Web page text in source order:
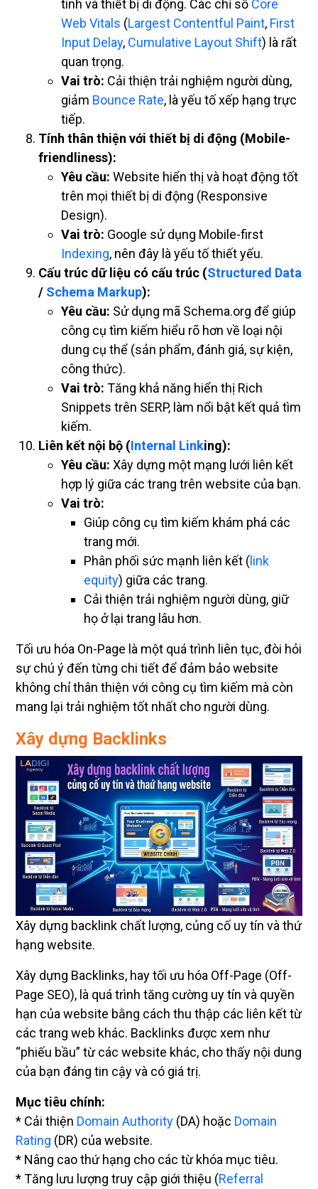
tính và thiết bị di động. Các chỉ số Core
Web Vitals (Largest Contentful Paint, First
Input Delay, Cumulative Layout Shift) là rất
quan trọng.
Vai trò: Cải thiện trải nghiệm người dùng,
giảm Bounce Rate, là yếu tố xếp hạng trực
tiếp.
Tính thân thiện với thiết bị di động (Mobile-
friendliness):
Yêu cầu: Website hiển thị và hoạt động tốt
trên mọi thiết bị di động (Responsive
Design).
Vai trò: Google sử dụng Mobile-first
Indexing, nên đây là yếu tố thiết yếu.
Cấu trúc dữ liệu có cấu trúc (Structured Data
/ Schema Markup):
Yêu cầu: Sử dụng mã Schema.org để giúp
công cụ tìm kiếm hiểu rõ hơn về loại nội
dung cụ thể (sản phẩm, đánh giá, sự kiện,
công thức).
Vai trò: Tăng khả năng hiển thị Rich
Snippets trên SERP, làm nổi bật kết quả tìm
kiếm.
Liên kết nội bộ (Internal Linking):
Yêu cầu: Xây dựng một mạng lưới liên kết
hợp lý giữa các trang trên website của bạn.
Vai trò:
Giúp công cụ tìm kiếm khám phá các
trang mới.
Phân phối sức mạnh liên kết ( link
equity) giữa các trang.
Cải thiện trải nghiệm người dùng, giữ
họ ở lại trang lâu hơn.
Tối ưu hóa On-Page là một quá trình liên tục, đòi hỏi
sự chú ý đến từng chi tiết để đảm bảo website
không chỉ thân thiện với công cụ tìm kiếm mà còn
mang lại trải nghiệm tốt nhất cho người dùng.
Xây dựng Backlinks
Xây dựng backlink chất lượng, củng cố uy tín và thứ
hạng website.
Xây dựng Backlinks, hay tối ưu hóa Off-Page (Off-
Page SEO), là quá trình tăng cường uy tín và quyền
hạn của website bằng cách thu thập các liên kết từ
các trang web khác. Backlinks được xem như
“phiếu bầu” từ các website khác, cho thấy nội dung
của bạn đáng tin cậy và có giá trị.
Mục tiêu chính:
* Cải thiện Domain Authority (DA) hoặc Domain
Rating (DR) của website.
* Nâng cao thứ hạng cho các từ khóa mục tiêu.
* Tăng lưu lượng truy cập giới thiệu (Referral